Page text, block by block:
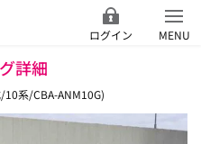
ログイン MENU
詳細
系/CBA-ANM10G)